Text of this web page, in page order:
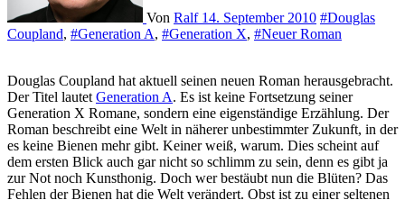
Von Ralf 14. September 2010 #Douglas
Coupland, #Generation A, #Generation X, #Neuer Roman
Douglas Coupland hat aktuell seinen neuen Roman herausgebracht.
Der Titel lautet Generation A. Es ist keine Fortsetzung seiner
Generation X Romane, sondern eine eigenständige Erzählung. Der
Roman beschreibt eine Welt in näherer unbestimmter Zukunft, in der
es keine Bienen mehr gibt. Keiner weiß, warum. Dies scheint auf
dem ersten Blick auch gar nicht so schlimm zu sein, denn es gibt ja
zur Not noch Kunsthonig. Doch wer bestäubt nun die Blüten? Das
Fehlen der Bienen hat die Welt verändert. Obst ist zu einer seltenen